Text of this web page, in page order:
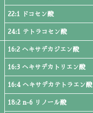
22:1 ドコセン酸
24:1 テトラコセン酸
16:2 ヘキサデカジエン酸
16:3 ヘキサデカトリエン酸
16:4 ヘキサデカテトラエン酸
18:2 n-6 リノール酸